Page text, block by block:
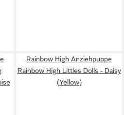
Rainbow High Anziehpuppe
Rainbow High Littles Dolls - Daisy
(Yellow)